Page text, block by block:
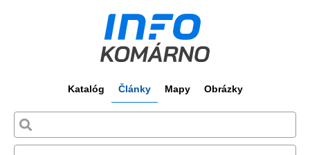
Katalóg Články Mapy Obrázky